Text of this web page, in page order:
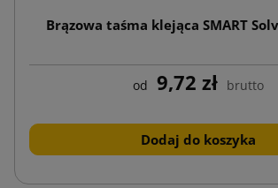
Brązowa taśma klejąca SMART
od 9,72 zł brutto
Dodaj do koszyka